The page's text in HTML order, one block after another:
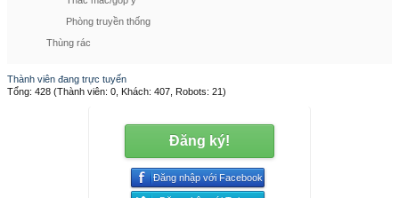
Phòng truyền thống
Thùng rác
Thành viên đang trực tuyến
Tổng: 428 (Thành viên: 0, Khách: 407, Robots: 21)
Đăng ký!
Đăng nhập với Facebook